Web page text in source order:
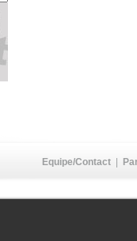
Equipe/Contact